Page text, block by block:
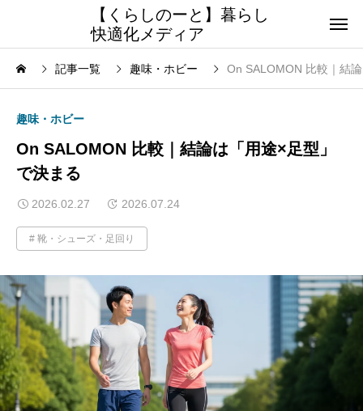
【くらしのーと】暮らし
快適化メディア
記事一覧 趣味・ホビー On SALOMON 比較｜結
趣味・ホビー
On SALOMON 比較｜結論は「用途×足型」
で決まる
2026.02.27 2026.07.24
靴・シューズ・足回り